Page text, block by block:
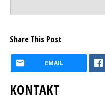
Share This Post
EMAIL
KONTAKT